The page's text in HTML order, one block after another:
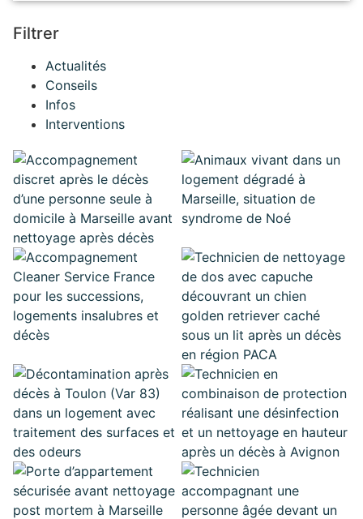
Filtrer
Actualités
Conseils
Infos
Interventions